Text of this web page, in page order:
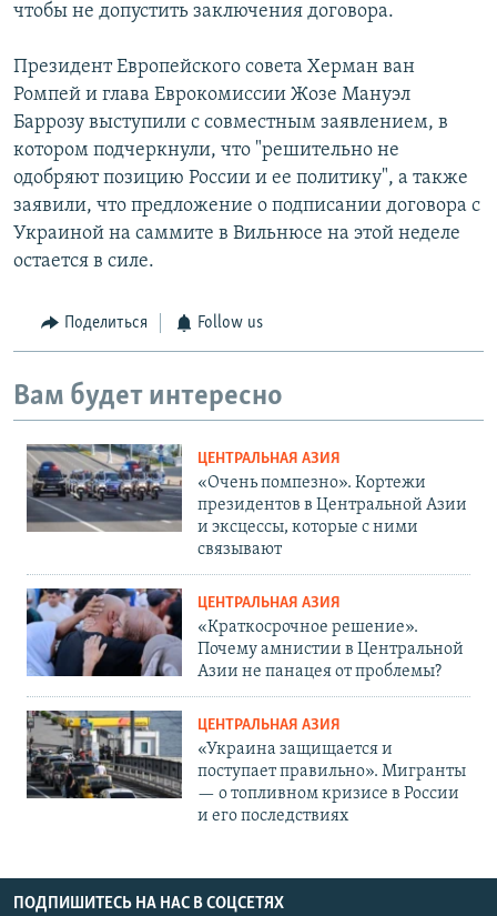
чтобы не допустить заключения договора.
Президент Европейского совета Херман ван
Ромпей и глава Еврокомиссии Жозе Мануэл
Баррозу выступили с совместным заявлением, в
котором подчеркнули, что "решительно не
одобряют позицию России и ее политику", а также
заявили, что предложение о подписании договора с
Украиной на саммите в Вильнюсе на этой неделе
остается в силе.
Поделиться Follow us
Вам будет интересно
ЦЕНТРАЛЬНАЯ АЗИЯ
«Очень помпезно». Кортежи
президентов в Центральной Азии
и эксцессы, которые с ними
связывают
ЦЕНТРАЛЬНАЯ АЗИЯ
«Краткосрочное решение».
Почему амнистии в Центральной
Азии не панацея от проблемы?
ЦЕНТРАЛЬНАЯ АЗИЯ
«Украина защищается и
поступает правильно». Мигранты
— о топливном кризисе в России
и его последствиях
ПОДПИШИТЕСЬ НА НАС В СОЦСЕТЯХ